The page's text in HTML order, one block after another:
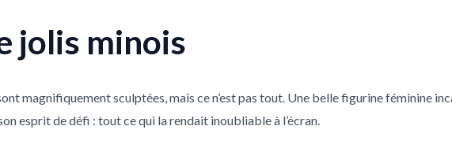
jolis minois
magnifiquement sculptées, mais ce n’est pas tout. Une belle figurine féminine
esprit de défi : tout ce qui la rendait inoubliable à l’écran.